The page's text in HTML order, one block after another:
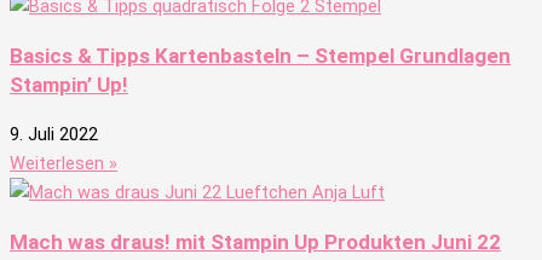
Basics & Tipps Kartenbasteln – Stempel Grundlagen
Stampin’ Up!
9. Juli 2022
Weiterlesen »
Mach was draus! mit Stampin Up Produkten Juni 22